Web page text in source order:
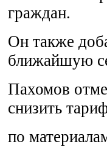
граждан.
Он также
ближайшую
Пахомов
снизить
по